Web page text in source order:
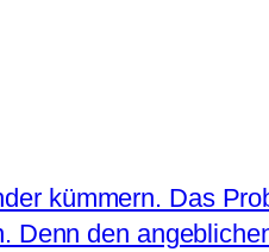
kümmern. Das
Denn den